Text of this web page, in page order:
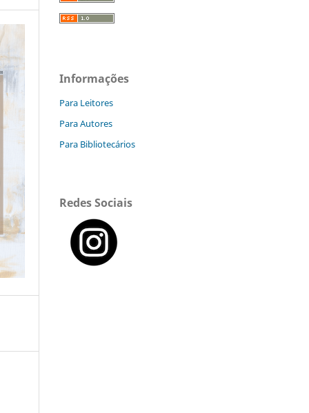
Informações
Para Leitores
Para Autores
Para Bibliotecários
Redes Sociais